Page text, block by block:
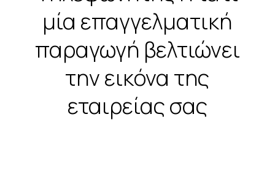
μία επαγγελματική
παραγωγή βελτιώνει
την εικόνα της
εταιρείας σας